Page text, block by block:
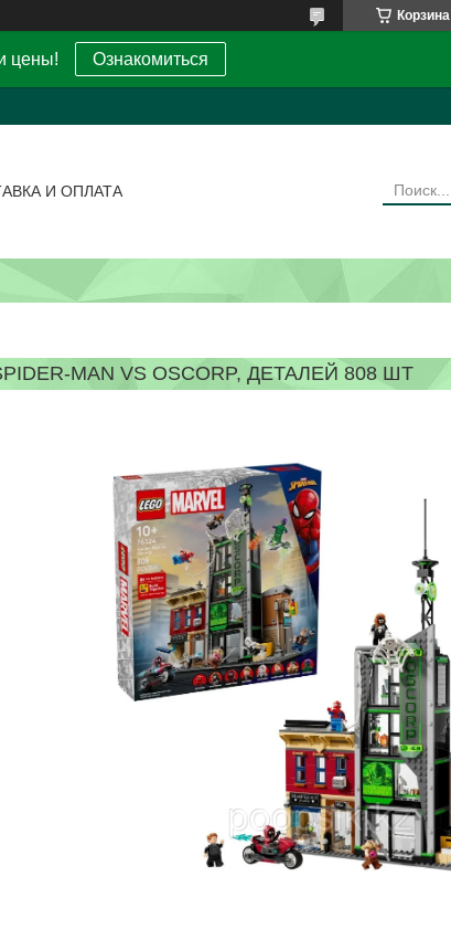
Корзина
цены! Ознакомиться
И ОПЛАТА
MAN VS OSCORP, ДЕТАЛЕЙ 808 ШТ